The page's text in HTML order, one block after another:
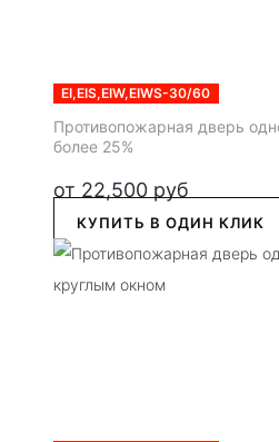
EI,EIS,EIW,EIWS-30/60
Противопожарная дверь
более 25%
от 22,500 руб
КУПИТЬ В ОДИН КЛИК